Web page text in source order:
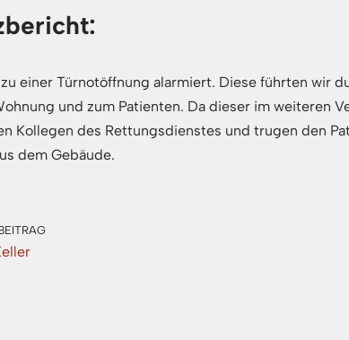
einer Türnotöffnung alarmiert. Diese führten wir
und zum Patienten. Da dieser im weiteren
Kollegen des Rettungsdienstes und trugen den
dem Gebäude.